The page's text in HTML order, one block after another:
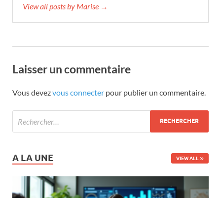
View all posts by Marise →
Laisser un commentaire
Vous devezvous connecter pour publier un commentaire.
A LA UNE VIEW ALL